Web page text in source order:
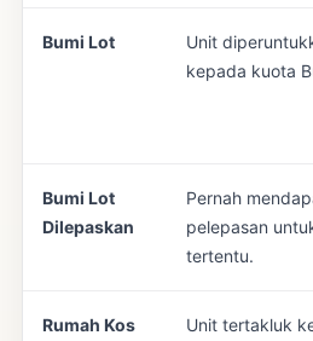
Bumi Lot
Unit
kepada kuota
Bumi Lot
Dilepaskan
Pernah
pelepasan
tertentu.
Rumah Kos
Unit tertakluk